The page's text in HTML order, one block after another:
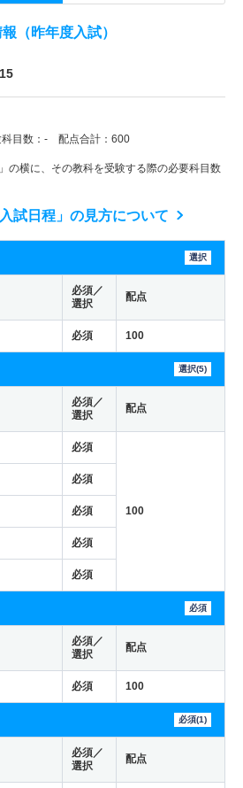
（昨年度入試）
目数：- 配点合計：600
の横に、その教科を受験する際の必要科目数
試日程」の見方について
選択
必須／
選択
配点
必須 100
選択(5)
必須／
選択
配点
必須
100
必須
必須
必須
必須
必須
必須／
選択
配点
必須 100
必須(1)
必須／
選択
配点